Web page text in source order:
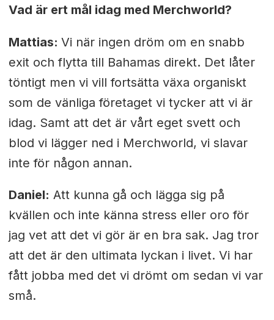
Vad är ert mål idag med Merchworld?
Mattias: Vi när ingen dröm om en snabb
exit och flytta till Bahamas direkt. Det låter
töntigt men vi vill fortsätta växa organiskt
som de vänliga företaget vi tycker att vi är
idag. Samt att det är vårt eget svett och
blod vi lägger ned i Merchworld, vi slavar
inte för någon annan.
Daniel: Att kunna gå och lägga sig på
kvällen och inte känna stress eller oro för
jag vet att det vi gör är en bra sak. Jag tror
att det är den ultimata lyckan i livet. Vi har
fått jobba med det vi drömt om sedan vi var
små.